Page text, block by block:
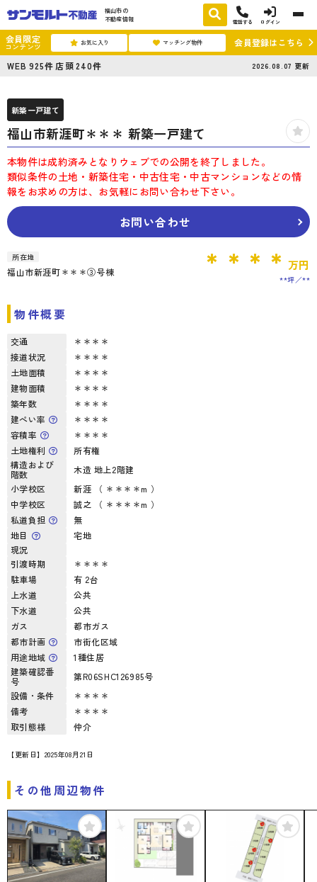
福山市の
不動産情報
電話する ログイン
会員限定
コンテンツ お気に入り マッチング物件
会員登録はこちら
WEB 925件 店頭240件 2026.08.07 更新
新築一戸建て
福山市新涯町＊＊＊ 新築一戸建て
本物件は成約済みとなりウェブでの公開を終了しました。
類似条件の土地・新築住宅・中古住宅・中古マンションなどの情
報をお求めの方は、お気軽にお問い合わせ下さい。
お問い合わせ
所在地
福山市新涯町＊＊＊③号棟 ＊＊＊＊ 万円
**坪 **
物件概要
交通
＊＊＊＊
接道状況
＊＊＊＊
土地面積
＊＊＊＊
建物面積
＊＊＊＊
築年数
＊＊＊＊
建ぺい率
＊＊＊＊
容積率
＊＊＊＊
土地権利
所有権
構造および
階数
木造 地上2階建
小学校区
新涯 （ ＊＊＊＊m ）
中学校区
誠之 （ ＊＊＊＊m ）
私道負担
無
地目
宅地
現況
引渡時期
＊＊＊＊
駐車場
有 2台
上水道
公共
下水道
公共
ガス
都市ガス
都市計画
市街化区域
用途地域
1種住居
建築確認番
号
第R06SHC126985号
設備・条件
＊＊＊＊
備考
＊＊＊＊
取引態様
仲介
【更新日】2025年08月21日
その他周辺物件